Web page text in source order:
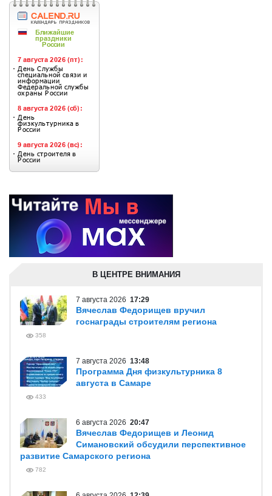
В ЦЕНТРЕ ВНИМАНИЯ
7 августа 2026 17:29
Вячеслав Федорищев вручил
госнаграды строителям региона
358
7 августа 2026 13:48
Программа Дня физкультурника 8
августа в Самаре
433
6 августа 2026 20:47
Вячеслав Федорищев и Леонид
Симановский обсудили перспективное
развитие Самарского региона
782